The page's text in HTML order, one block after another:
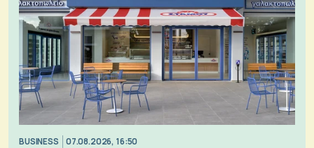
BUSINESS 07.08.2026, 16:50